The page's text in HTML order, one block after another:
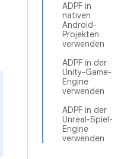
ADPF in
nativen
Android-
Projekten
verwenden
ADPF in der
Unity-Game-
Engine
verwenden
ADPF in der
Unreal-Spiel-
Engine
verwenden